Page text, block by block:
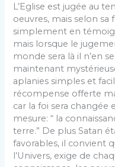
L’Eglise est jugée au
oeuvres, mais selon sa
simplement en
mais lorsque le
monde sera là il n’en
maintenant
aplanies simples et
récompense offerte
car la foi sera changée
mesure: “ la
terre.” De plus Satan
favorables, il convient
l’Univers, exige de